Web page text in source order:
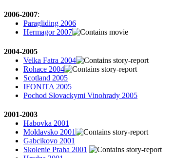
2006-2007:
Paragliding 2006
Hermagor 2007
2004-2005
Velka Fatra 2004
Rohace 2004
Scotland 2005
IFONITA 2005
Pochod Slovackymi Vinohrady 2005
2001-2003
Habovka 2001
Moldavsko 2001
Gabcikovo 2001
Skolenie Praha 2001